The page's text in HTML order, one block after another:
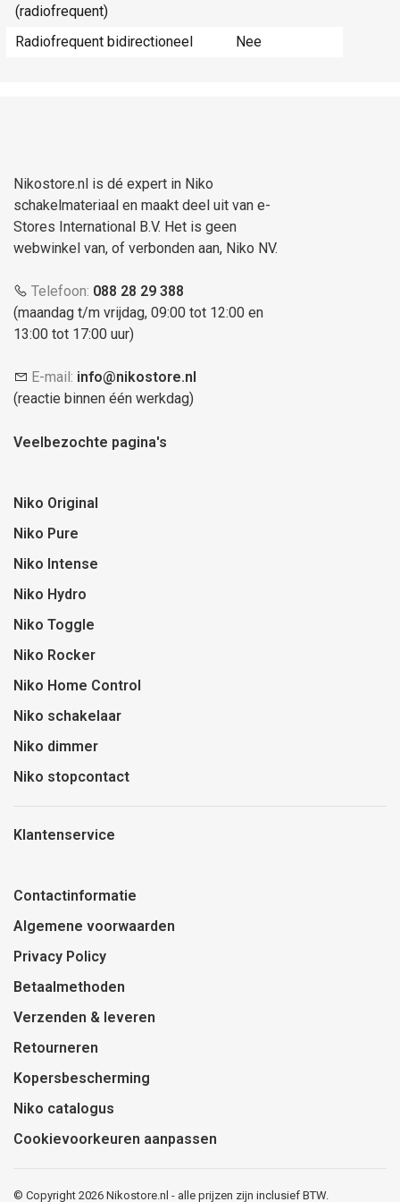
(radiofrequent)
Radiofrequent bidirectioneel
Nee
Nikostore.nl is dé expert in Niko
schakelmateriaal en maakt deel uit van e-
Stores International B.V. Het is geen
webwinkel van, of verbonden aan, Niko NV.
Telefoon: 088 28 29 388
(maandag t/m vrijdag, 09:00 tot 12:00 en
13:00 tot 17:00 uur)
E-mail: info@nikostore.nl
(reactie binnen één werkdag)
Veelbezochte pagina's
Niko Original
Niko Pure
Niko Intense
Niko Hydro
Niko Toggle
Niko Rocker
Niko Home Control
Niko schakelaar
Niko dimmer
Niko stopcontact
Klantenservice
Contactinformatie
Algemene voorwaarden
Privacy Policy
Betaalmethoden
Verzenden & leveren
Retourneren
Kopersbescherming
Niko catalogus
Cookievoorkeuren aanpassen
© Copyright 2026 Nikostore.nl - alle prijzen zijn inclusief BTW.